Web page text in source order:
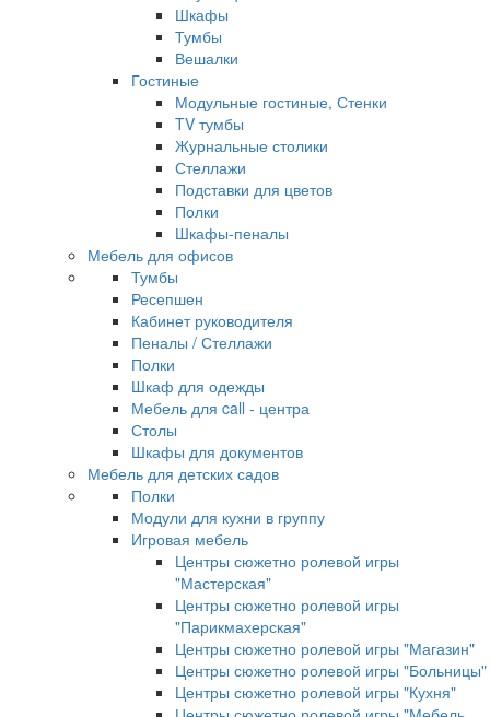
Шкафы
Тумбы
Вешалки
Гостиные
Модульные гостиные, Стенки
TV тумбы
Журнальные столики
Стеллажи
Подставки для цветов
Полки
Шкафы-пеналы
Мебель для офисов
Тумбы
Ресепшен
Кабинет руководителя
Пеналы / Стеллажи
Полки
Шкаф для одежды
Мебель для call - центра
Столы
Шкафы для документов
Мебель для детских садов
Полки
Модули для кухни в группу
Игровая мебель
Центры сюжетно ролевой игры
"Мастерская"
Центры сюжетно ролевой игры
"Парикмахерская"
Центры сюжетно ролевой игры "Магазин"
Центры сюжетно ролевой игры "Больницы"
Центры сюжетно ролевой игры "Кухня"